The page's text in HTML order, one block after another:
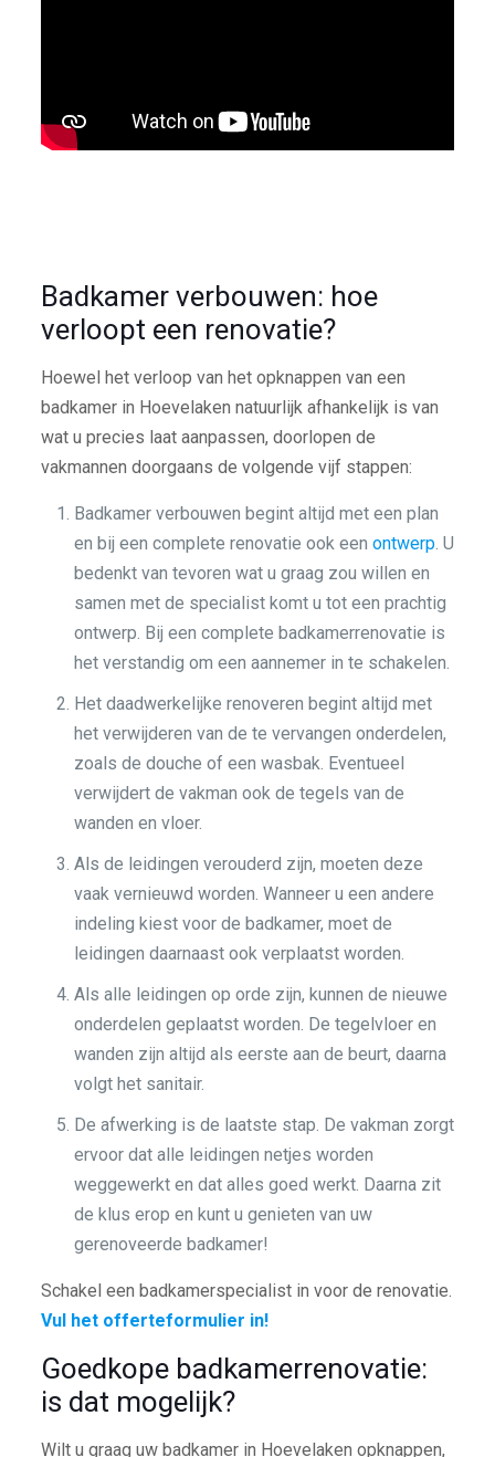
Badkamer verbouwen: hoe
verloopt een renovatie?
Hoewel het verloop van het opknappen van een
badkamer in Hoevelaken natuurlijk afhankelijk is van
wat u precies laat aanpassen, doorlopen de
vakmannen doorgaans de volgende vijf stappen:
Badkamer verbouwen begint altijd met een plan
en bij een complete renovatie ook een ontwerp. U
bedenkt van tevoren wat u graag zou willen en
samen met de specialist komt u tot een prachtig
ontwerp. Bij een complete badkamerrenovatie is
het verstandig om een aannemer in te schakelen.
Het daadwerkelijke renoveren begint altijd met
het verwijderen van de te vervangen onderdelen,
zoals de douche of een wasbak. Eventueel
verwijdert de vakman ook de tegels van de
wanden en vloer.
Als de leidingen verouderd zijn, moeten deze
vaak vernieuwd worden. Wanneer u een andere
indeling kiest voor de badkamer, moet de
leidingen daarnaast ook verplaatst worden.
Als alle leidingen op orde zijn, kunnen de nieuwe
onderdelen geplaatst worden. De tegelvloer en
wanden zijn altijd als eerste aan de beurt, daarna
volgt het sanitair.
De afwerking is de laatste stap. De vakman zorgt
ervoor dat alle leidingen netjes worden
weggewerkt en dat alles goed werkt. Daarna zit
de klus erop en kunt u genieten van uw
gerenoveerde badkamer!
Schakel een badkamerspecialist in voor de renovatie.
Vul het offerteformulier in!
Goedkope badkamerrenovatie:
is dat mogelijk?
Wilt u graag uw badkamer in Hoevelaken opknappen,